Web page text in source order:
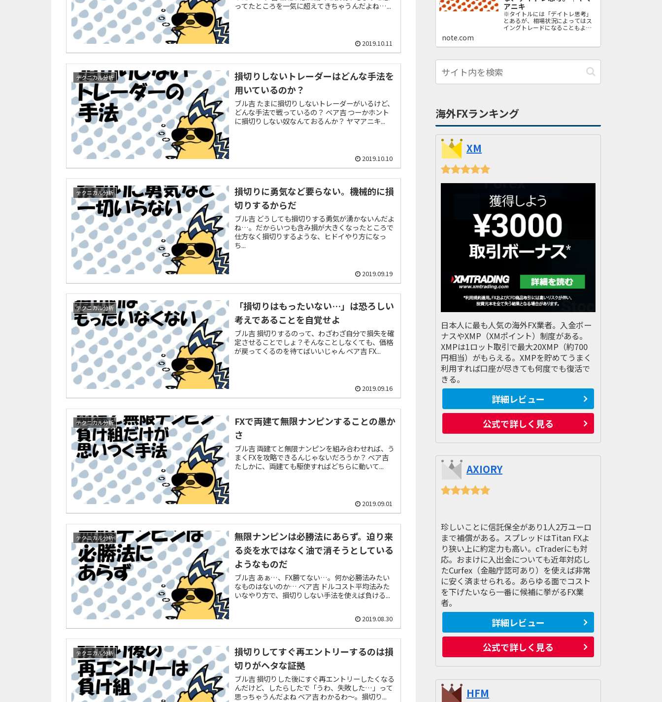
ってたところを一気に超えてきちゃうんだよね…...
2019.10.11
テクニカル分析
損切りしないトレーダーはどんな手法を
用いているのか？
ブル吉 たまに損切りしないトレーダーがいるけど、
どんな手法で戦っているの？ ベア吉 つーかホント
に損切りしない奴なんておるんか？ ヤマアニキ...
2019.10.10
テクニカル分析
損切りに勇気など要らない。機械的に損
切りするからだ
ブル吉 どうしても損切りする勇気が湧かないんだよ
ね…。だからいつも含み損が大きくなったところで
仕方なく損切りするような、ヒドイやり方になっ
ち...
2019.09.19
テクニカル分析
「損切りはもったいない…」は恐ろしい
考えであることを自覚せよ
ブル吉 損切りするのって、わざわざ自分で損失を確
定させることでしょ？そんなことしなくても、価格
が戻ってくるのを待てばいいじゃん ベア吉 FX...
2019.09.16
テクニカル分析
FXで両建て無限ナンピンすることの愚か
さ
ブル吉 両建てと無限ナンピンを組み合わせれば、う
まくFXを攻略できるんじゃないだろうか？ ベア吉
たしかに、両建ても駆使すればどちらに動いて...
2019.09.01
テクニカル分析
無限ナンピンは必勝法にあらず。迫り来
る炎を水ではなく油で消そうとしている
ようなものだ
ブル吉 あぁ…、FX勝てない…。何か必勝法みたい
なものはないのか… ベア吉 ドルコスト平均法みた
いなやり方で、損切りしない手法を使えば負ける...
2019.08.30
テクニカル分析
損切りしてすぐ再エントリーするのは損
切りがヘタな証拠
ブル吉 損切りした後にすぐ再エントリーしたくなる
んだけど、したらしたで「うわ、失敗した…」って
思っちゃうんだよね ベア吉 わかるわ～。損切り...
アニキ
※タイトルには「デイトレ思考」
とあるが、相場状況によってはス
イングトレードになることもよく
い。「投資は自己責任」であるこ
noteは、FXの経験があるもののト
ータルで勝てていない人を想定し
て書いている。だが、すべての内
容を、FXの…
note.com
海外FXランキング
XM
日本人に最も人気の海外FX業者。入金ボー
ナスやXMP（XMポイント）制度がある。
XMPは1ロット取引で最大20XMP（約700
円相当）がもらえる。XMPを貯めてうまく
利用すれば口座が尽きても何度でも復活で
きる。
詳細レビュー
公式で詳しく見る
AXIORY
珍しいことに信託保全があり1人2万ユーロ
まで補償がある。スプレッドはTitan FXよ
り狭い上に約定力も高い。cTraderにも対
応。おまけに入出金についても近年対応し
たCurfex（金融庁認可あり）を使えば非常
に安く済ませられる。あらゆる面でコスト
を下げたいなら一番に候補に挙がるFX業
者。
詳細レビュー
公式で詳しく見る
HFM